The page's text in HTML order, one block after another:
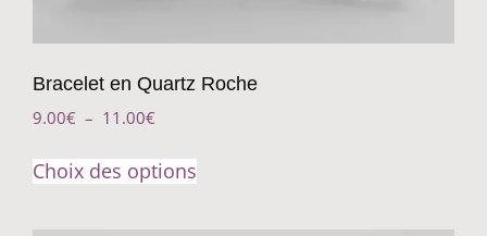
Bracelet en Quartz Roche
9.00€ – 11.00€
Choix des options